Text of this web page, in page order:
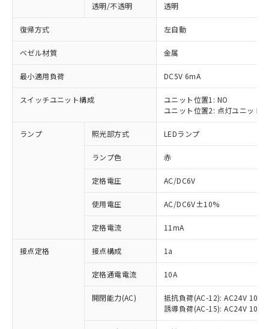
透明/不透明 透明
復帰方式 左自動
ベゼル材質 金属
最小適用負荷 DC5V 6mA
スイッチユニット構成
ユニット位置1: NO
ユニット位置2: 点灯ユニット
ランプ 照光部方式 LEDランプ
ランプ色 赤
定格電圧 AC/DC6V
使用電圧 AC/DC6V±10%
定格電流 11mA
接点定格 接点構成 1a
定格通電電流 10A
開閉能力(AC)
抵抗負荷(AC-12): AC24V 10A/
誘導負荷(AC-15): AC24V
以下の条件をお読みいただき、同意のうえ
本サービスは、当社制御機器事業取扱
商品の当社在庫状況および標準価格
(税抜)を提供させていただくもので
当社制御機器事業取扱商品の中には、
本サービスの対象外となる商品もある
非含有に対応した製品が提供可能な商品で
対応予定：EU RoHS指令（10物質）の非含
有に対応した製品に切り替える予定のある
対応予定なし：EU RoHS指令（10物質）の
非含有に非対応の商品で、対応品を出す予
調査・確認中：EU RoHS指令（10物質）の
非含有の対応状況を調査中または確認中の
非該当品：ライセンス料など無形物で、有
害物質有無と関係のない商品です。
仕入先様の事情により、非含有部品として
「○」：最大均質材料含有率が中国RoHSの
基準値以下であることを示します。
「×」：最大均質材料含有率が中国RoHSの